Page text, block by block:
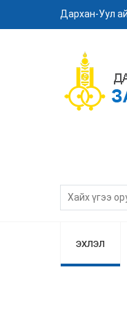
Дархан-Уул
ЭХЛЭЛ